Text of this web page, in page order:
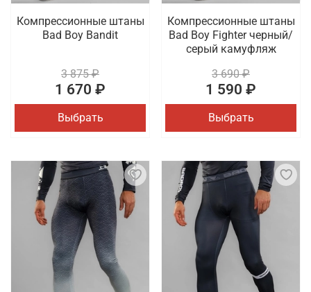
Компрессионные штаны
Bad Boy Bandit
3 875 ₽
1 670 ₽
Выбрать
Компрессионные штаны
Bad Boy Fighter черный/
серый камуфляж
3 690 ₽
1 590 ₽
Выбрать